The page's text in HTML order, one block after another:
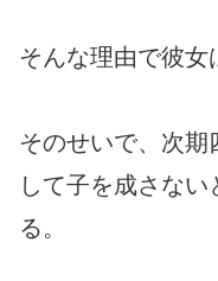
そんな理由で彼女
そのせいで、次期
して子を成さな
る。